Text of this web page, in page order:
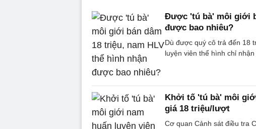
Được 'tú bà' môi giới
được bao nhiêu?
Dù được quý cô trả đến 18
luyện viên thể hình chỉ
Khởi tố 'tú bà' môi
giá 18 triệu/lượt
Cơ quan Cảnh sát điều tra